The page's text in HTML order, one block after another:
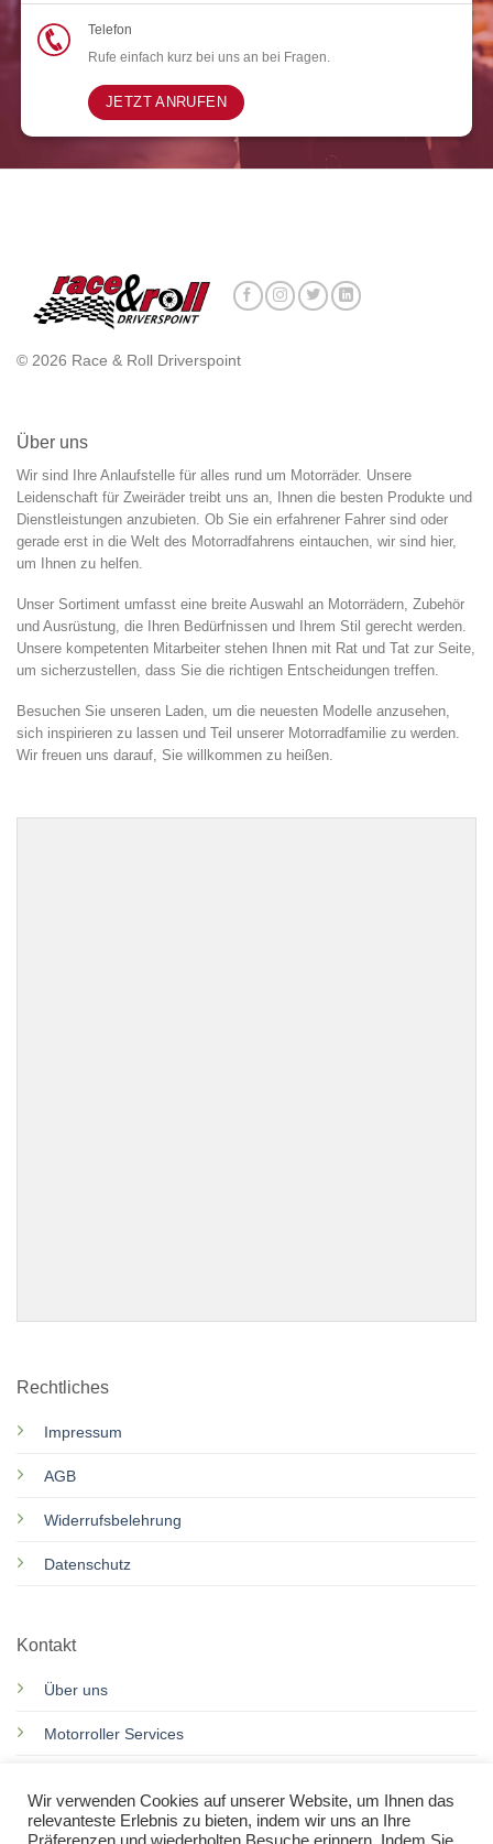
Telefon
Rufe einfach kurz bei uns an bei Fragen.
JETZT ANRUFEN
© 2026 Race & Roll Driverspoint
Über uns
Wir sind Ihre Anlaufstelle für alles rund um Motorräder. Unsere
Leidenschaft für Zweiräder treibt uns an, Ihnen die besten Produkte und
Dienstleistungen anzubieten. Ob Sie ein erfahrener Fahrer sind oder
gerade erst in die Welt des Motorradfahrens eintauchen, wir sind hier,
um Ihnen zu helfen.
Unser Sortiment umfasst eine breite Auswahl an Motorrädern, Zubehör
und Ausrüstung, die Ihren Bedürfnissen und Ihrem Stil gerecht werden.
Unsere kompetenten Mitarbeiter stehen Ihnen mit Rat und Tat zur Seite,
um sicherzustellen, dass Sie die richtigen Entscheidungen treffen.
Besuchen Sie unseren Laden, um die neuesten Modelle anzusehen,
sich inspirieren zu lassen und Teil unserer Motorradfamilie zu werden.
Wir freuen uns darauf, Sie willkommen zu heißen.
Rechtliches
Impressum
AGB
Widerrufsbelehrung
Datenschutz
Kontakt
Über uns
Motorroller Services
Kontakt
Wir verwenden Cookies auf unserer Website, um Ihnen das
relevanteste Erlebnis zu bieten, indem wir uns an Ihre